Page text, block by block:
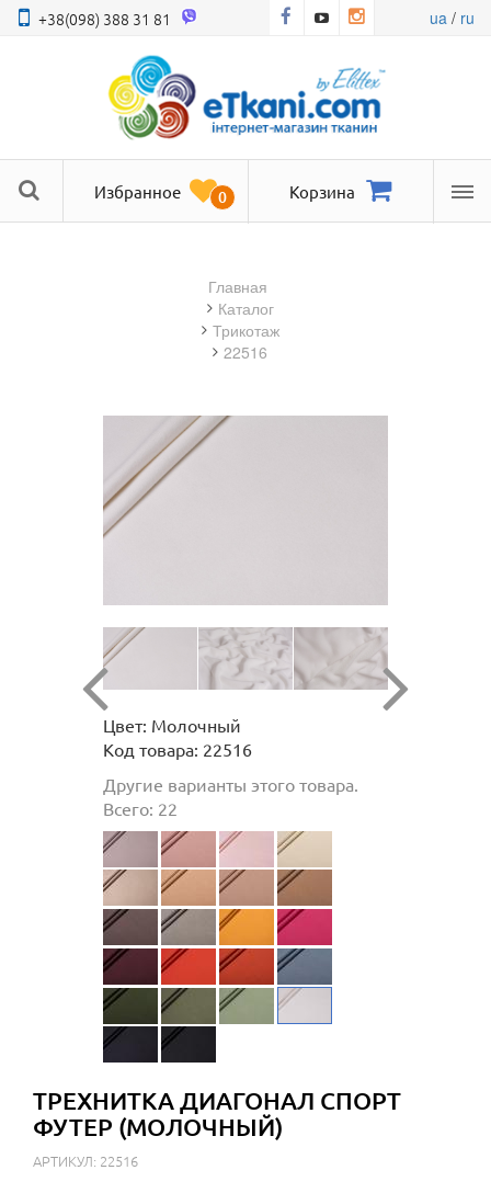
+38(098) 388 31 81 ua/ ru
Избранное 0 Корзина
Главная
Каталог
трикотаж
22516
Цвет: Молочный
Код товара: 22516
Другие варианты этого товара.
Всего: 22
ТРЕХНИТКА ДИАГОНАЛ СПОРТ
ФУТЕР (МОЛОЧНЫЙ)
АРТИКУЛ: 22516